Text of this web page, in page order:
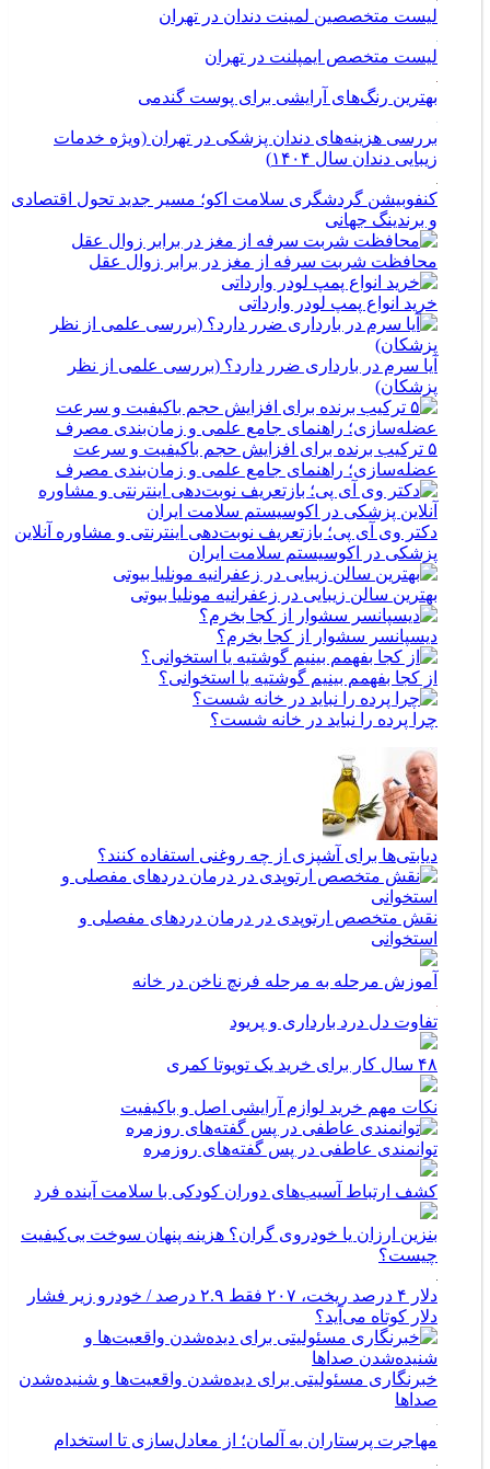
لیست متخصصین لمینت دندان در تهران
لیست متخصص ایمپلنت در تهران
بهترین رنگ‌های آرایشی برای پوست گندمی
بررسی هزینه‌های دندان پزشکی در تهران (ویژه خدمات
زیبایی دندان سال ۱۴۰۴)
کنفوبیشن گردشگری سلامت اکو؛ مسیر جدید تحول اقتصادی
و برندینگ جهانی
محافظت شربت سرفه از مغز در برابر زوال عقل
خرید انواع پمپ لودر وارداتی
آیا سرم در بارداری ضرر دارد؟ (بررسی علمی از نظر
پزشکان)
۵ ترکیب برنده برای افزایش حجم باکیفیت و سرعت
عضله‌سازی؛ راهنمای جامع علمی و زمان‌بندی مصرف
دکتر وی آی پی؛ بازتعریف نوبت‌دهی اینترنتی و مشاوره آنلاین
پزشکی در اکوسیستم سلامت ایران
بهترین سالن زیبایی در زعفرانیه مونلیا بیوتی
دیسپانسر سشوار از کجا بخرم؟
از کجا بفهمم بینیم گوشتیه یا استخوانی؟
چرا پرده را نباید در خانه شست؟
دیابتی‌ها برای آشپزی از چه روغنی استفاده کنند؟
نقش متخصص ارتوپدی در درمان دردهای مفصلی و
استخوانی
آموزش مرحله به مرحله فرنچ ناخن در خانه
تفاوت دل درد بارداری و پریود
۴۸ سال کار برای خرید یک تویوتا کمری
نکات مهم خرید لوازم آرایشی اصل و باکیفیت
توانمندی عاطفی در پس گفته‌های روزمره
کشف ارتباط آسیب‌های دوران کودکی با سلامت آینده فرد
بنزین ارزان یا خودروی گران؟ هزینه پنهان سوخت بی‌کیفیت
چیست؟
دلار ۴ درصد ریخت، ۲۰۷ فقط ۲.۹ درصد / خودرو زیر فشار
دلار کوتاه می‌آید؟
خبرنگاری مسئولیتی برای دیده‌شدن واقعیت‌ها و شنیده‌شدن
صداها
مهاجرت پرستاران به آلمان؛ از معادل‌سازی تا استخدام